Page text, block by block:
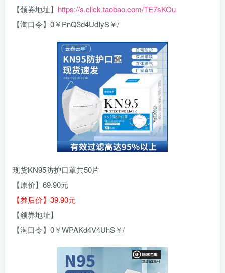
【领券地址】 https://s.click.taobao.com/TE7sKOu
【淘口令】0￥PnQ3d4UdIyS￥/
现货KN95防护口罩共50片
【原价】69.90元
【券后价】39.90元
【领券地址】
【淘口令】0￥WPAKd4V4UhS￥/